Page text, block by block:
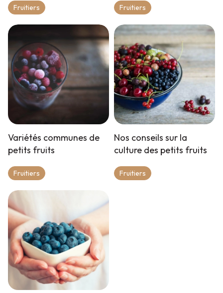
Fruitiers Fruitiers
Variétés communes de
petits fruits
Fruitiers
Nos conseils sur la
culture des petits fruits
Fruitiers